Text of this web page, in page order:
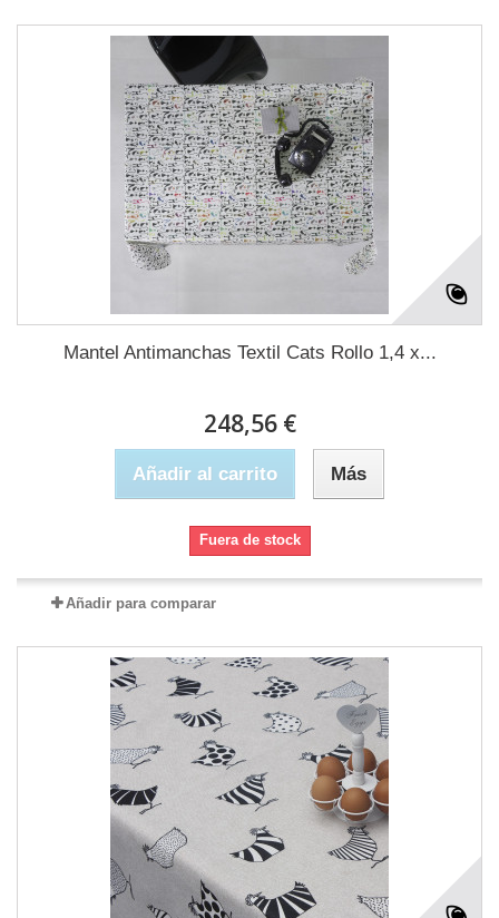
Mantel Antimanchas Textil Cats Rollo 1,4 x...
248,56 €
Añadir al carrito Más
Fuera de stock
Añadir para comparar